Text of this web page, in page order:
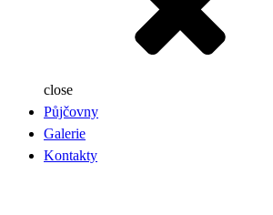
close
Půjčovny
Galerie
Kontakty